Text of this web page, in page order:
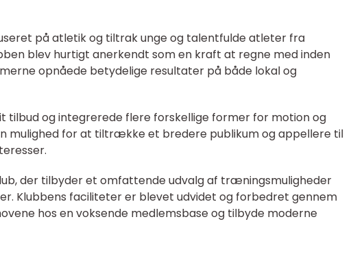
på atletik og tiltrak unge og talentfulde atleter fra
blev hurtigt anerkendt som en kraft at regne med inden
opnåede betydelige resultater på både lokal og
tilbud og integrerede flere forskellige former for motion og
mulighed for at tiltrække et bredere publikum og appellere til
der tilbyder et omfattende udvalg af træningsmuligheder
Klubbens faciliteter er blevet udvidet og forbedret gennem
hos en voksende medlemsbase og tilbyde moderne